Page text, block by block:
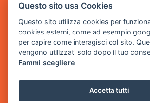
BY POWER GAME SRL
Sede Legale
via Villaggio dei Platani, 3
- 25014 Castenedolo, Brescia
Sede Operativa
via Industriale, 2 - 25082 Botticino, BS
Questo sito usa Cookies
Questo sito utilizza cookies per
cookies esterni, come ad esempio
per capire come interagisci col sito.
vengono utilizzati solo dopo il tuo
Fammi scegliere
Accetta tutti